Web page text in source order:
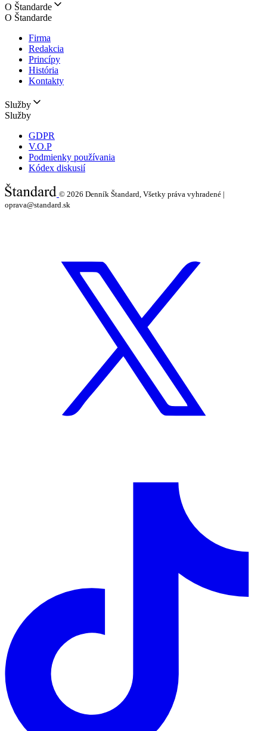
O Štandarde
O Štandarde
Firma
Redakcia
Princípy
História
Kontakty
Služby
Služby
GDPR
V.O.P
Podmienky používania
Kódex diskusií
© 2026 Denník Štandard, Všetky práva vyhradené |
oprava@standard.sk